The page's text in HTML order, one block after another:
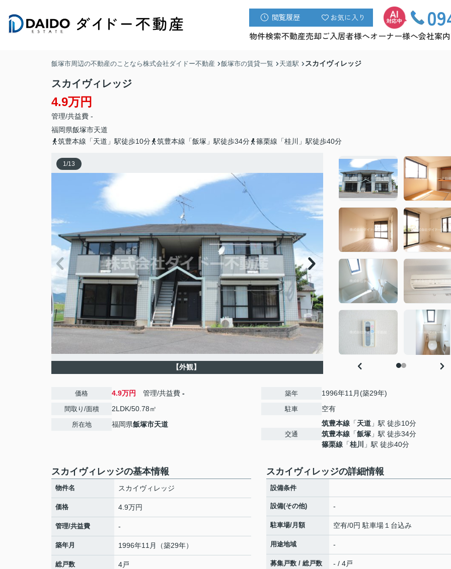
閲覧履歴 お気に入り
物件検索不動産売却ご入居者様へオーナー様へ会社案内
飯塚市周辺の不動産のことなら株式会社ダイドー不動産 飯塚市の賃貸一覧 天道駅 スカイヴィレッジ
スカイヴィレッジ
4.9万円
管理/共益費 -
福岡県飯塚市天道
筑豊本線「天道」駅徒歩10分
筑豊本線「飯塚」駅徒歩34分 篠栗線「桂川」駅徒歩40分
1/13
【外観】
価格 4.9万円 管理/共益費 -
間取り/面積 2LDK/50.78㎡
所在地 福岡県飯塚市天道
築年 1996年11月(築29年)
駐車 空有
交通
筑豊本線 「天道 」駅 徒歩10分
筑豊本線 「飯塚 」駅 徒歩34分
篠栗線 「桂川 」駅 徒歩40分
スカイヴィレッジの基本情報
物件名 スカイヴィレッジ
価格 4.9万円
管理/共益費 -
築年月 1996年11月（築29年）
総戸数 4戸
スカイヴィレッジの詳細情報
設備条件
設備(その他) -
駐車場/月額 空有/0円 駐車場１台込み
用途地域 -
募集戸数 / 総戸数 - / 4戸